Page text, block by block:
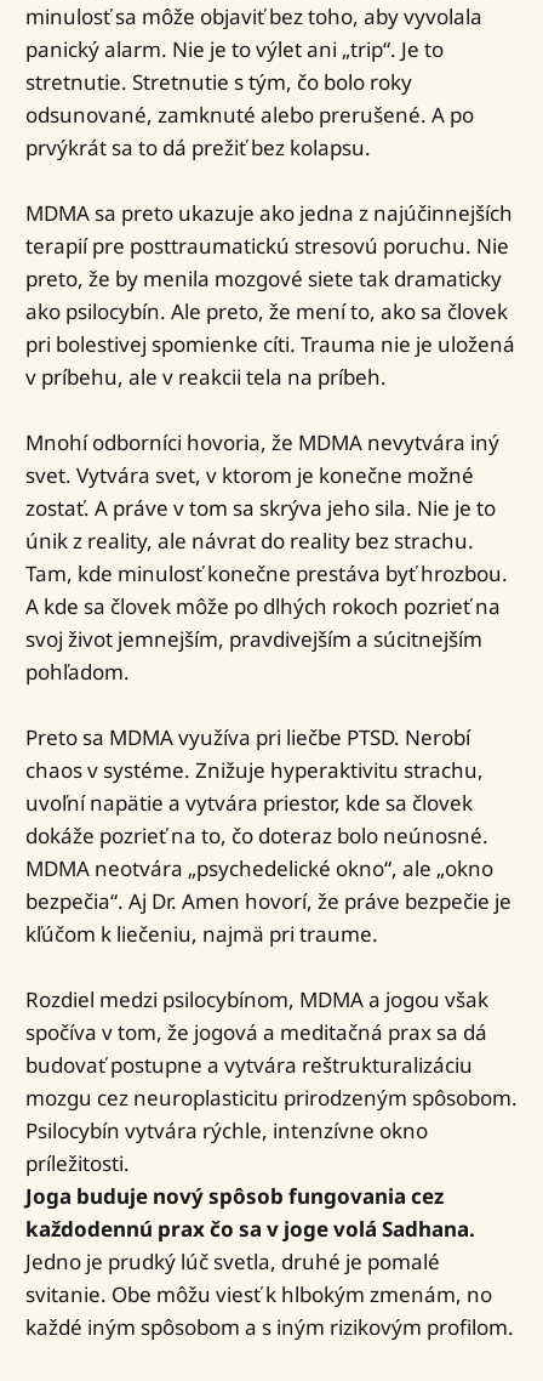
minulosť sa môže objaviť bez toho, aby vyvolala
panický alarm. Nie je to výlet ani „trip“. Je to
stretnutie. Stretnutie s tým, čo bolo roky
odsunované, zamknuté alebo prerušené. A po
prvýkrát sa to dá prežiť bez kolapsu.
MDMA sa preto ukazuje ako jedna z najúčinnejších
terapií pre posttraumatickú stresovú poruchu. Nie
preto, že by menila mozgové siete tak dramaticky
ako psilocybín. Ale preto, že mení to, ako sa človek
pri bolestivej spomienke cíti. Trauma nie je uložená
v príbehu, ale v reakcii tela na príbeh.
Mnohí odborníci hovoria, že MDMA nevytvára iný
svet. Vytvára svet, v ktorom je konečne možné
zostať. A práve v tom sa skrýva jeho sila. Nie je to
únik z reality, ale návrat do reality bez strachu.
Tam, kde minulosť konečne prestáva byť hrozbou.
A kde sa človek môže po dlhých rokoch pozrieť na
svoj život jemnejším, pravdivejším a súcitnejším
pohľadom.
Preto sa MDMA využíva pri liečbe PTSD. Nerobí
chaos v systéme. Znižuje hyperaktivitu strachu,
uvoľní napätie a vytvára priestor, kde sa človek
dokáže pozrieť na to, čo doteraz bolo neúnosné.
MDMA neotvára „psychedelické okno“, ale „okno
bezpečia“. Aj Dr. Amen hovorí, že práve bezpečie je
kľúčom k liečeniu, najmä pri traume.
Rozdiel medzi psilocybínom, MDMA a jogou však
spočíva v tom, že jogová a meditačná prax sa dá
budovať postupne a vytvára reštrukturalizáciu
mozgu cez neuroplasticitu prirodzeným spôsobom.
Psilocybín vytvára rýchle, intenzívne okno
príležitosti.
Joga buduje nový spôsob fungovania cez
každodennú prax čo sa v joge volá Sadhana.
Jedno je prudký lúč svetla, druhé je pomalé
svitanie. Obe môžu viesť k hlbokým zmenám, no
každé iným spôsobom a s iným rizikovým profilom.